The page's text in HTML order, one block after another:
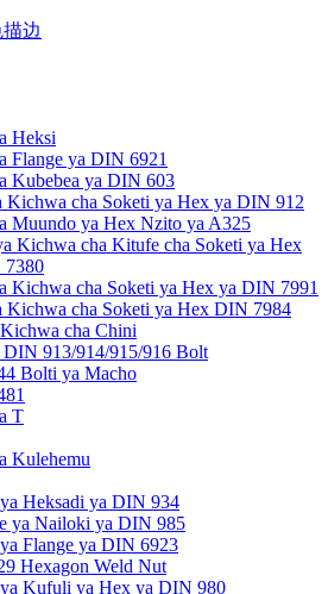
Heksi
Flange ya DIN 6921
Kubebea ya DIN 603
Kichwa cha Soketi ya Hex ya DIN 912
Muundo ya Hex Nzito ya A325
Kichwa cha Kitufe cha Soketi ya Hex
7380
Kichwa cha Soketi ya Hex ya DIN 7991
Kichwa cha Soketi ya Hex DIN 7984
cha Chini
DIN 913/914/915/916 Bolt
Bolti ya Macho
T
Kulehemu
Heksadi ya DIN 934
ya Nailoki ya DIN 985
Flange ya DIN 6923
Hexagon Weld Nut
Kufuli ya Hex ya DIN 980